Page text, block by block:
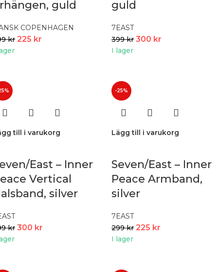
guld
COPENHAGEN
kr 225 kr
guld
7EAST
399kr 300 kr
I lager
till i varukorg
East – Inner
Vertical
silver
kr 300 kr
-25%
Lägg till i varukorg
Seven/East – Inner
Peace Armband,
silver
7EAST
299kr 225 kr
I lager